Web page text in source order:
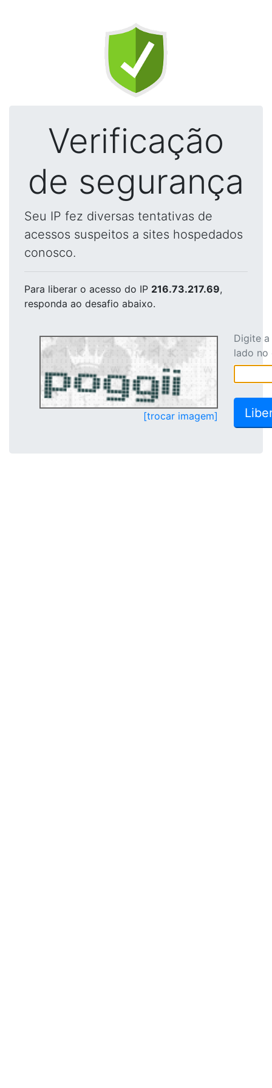
Verificação
de segurança
Seu IP fez diversas tentativas de
acessos suspeitos a sites hospedados
conosco.
Para liberar o acesso do IP 216.73.217.69,
responda ao desafio abaixo.
[trocar imagem]
Digite
lado no